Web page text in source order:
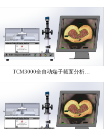
TCM3000全自动端子截面分析…